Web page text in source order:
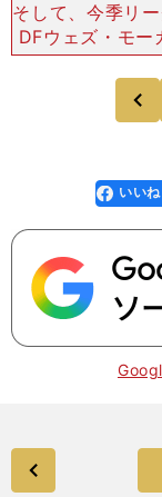
そして、今季リ
DFウェズ・モー
チームのフィー
まで、あと90
前
faceboo
k
いいね